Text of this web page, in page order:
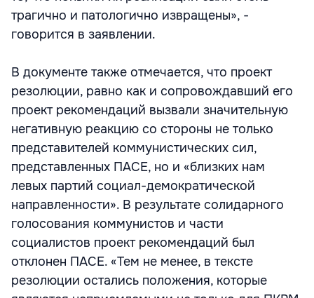
трагично и патологично извращены», -
говорится в заявлении.
В документе также отмечается, что проект
резолюции, равно как и сопровождавший его
проект рекомендаций вызвали значительную
негативную реакцию со стороны не только
представителей коммунистических сил,
представленных ПАСЕ, но и «близких нам
левых партий социал-демократической
направленности». В результате солидарного
голосования коммунистов и части
социалистов проект рекомендаций был
отклонен ПАСЕ. «Тем не менее, в тексте
резолюции остались положения, которые